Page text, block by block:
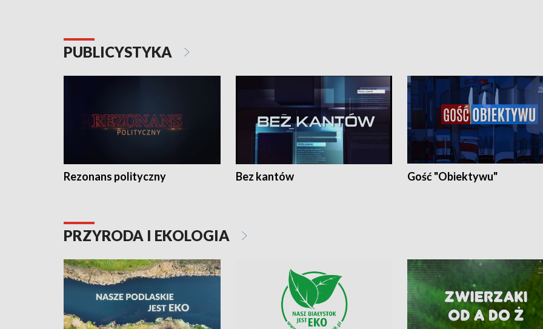
PUBLICYSTYKA
Rezonans polityczny Bez kantów Gość "Obiektywu"
PRZYRODA I EKOLOGIA